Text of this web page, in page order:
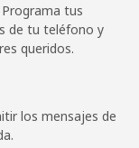
⁦$5⁩
⁦$5⁩
tus
de tu teléfono y
queridos.
los mensajes de